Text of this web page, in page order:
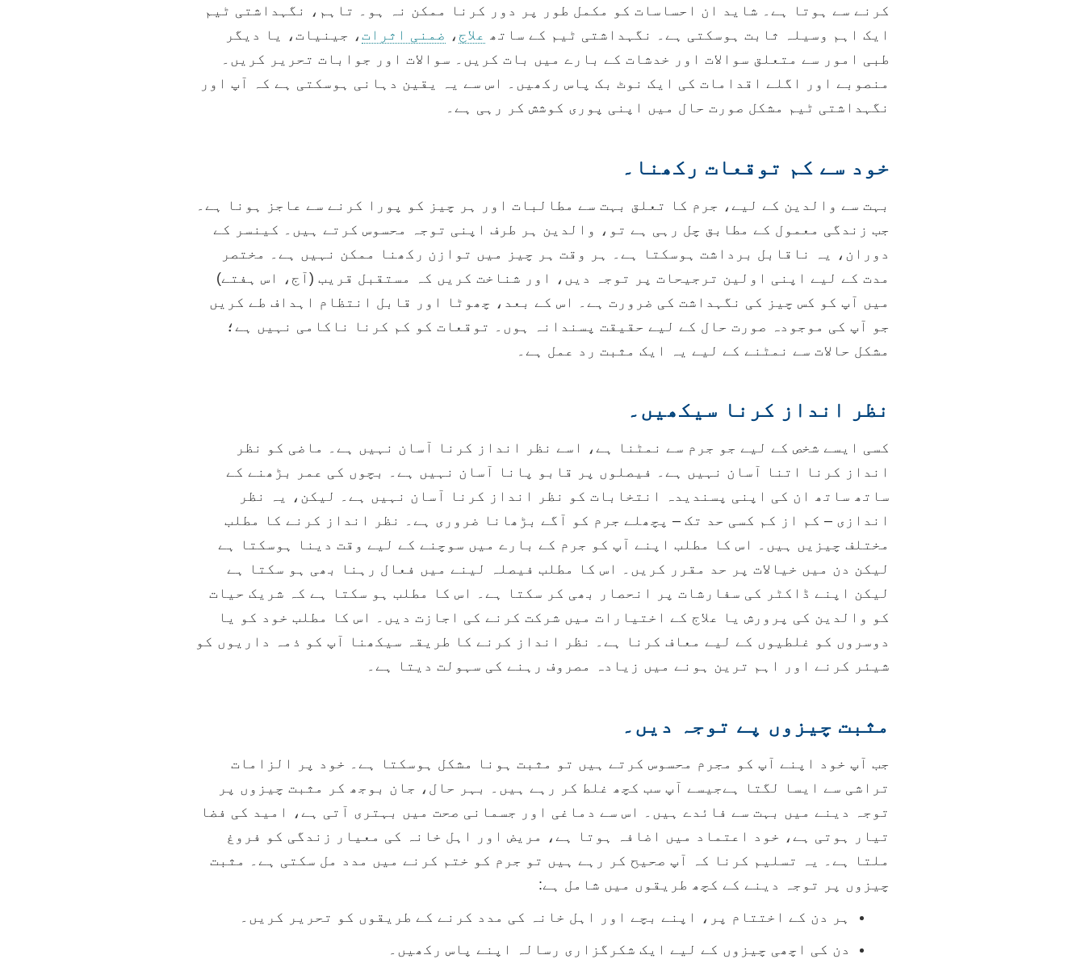
کرنے سے ہوتا ہے۔ شاید ان احساسات کو مکمل طور پر دور کرنا ممکن نہ ہو۔ تاہم، نگہداشتی ٹیم
ایک اہم وسیلہ ثابت ہوسکتی ہے۔ نگہداشتی ٹیم کے ساتھ علاج ، ضمنی اثرات ، جینیات، یا دیگر
طبی امور سے متعلق سوالات اور خدشات کے بارے میں بات کریں۔ سوالات اور جوابات تحریر کریں۔
منصوبے اور اگلے اقدامات کی ایک نوٹ بک پاس رکھیں۔ اس سے یہ یقین دہانی ہوسکتی ہے کہ آپ اور
نگہداشتی ٹیم مشکل صورت حال میں اپنی پوری کوشش کر رہی ہے۔
خود سے کم توقعات رکھنا۔
بہت سے والدین کے لیے، جرم کا تعلق بہت سے مطالبات اور ہر چیز کو پورا کرنے سے عاجز ہونا ہے۔
جب زندگی معمول کے مطابق چل رہی ہے تو، والدین ہر طرف اپنی توجہ محسوس کرتے ہیں۔ کینسر کے
دوران، یہ ناقابل برداشت ہوسکتا ہے۔ ہر وقت ہر چیز میں توازن رکھنا ممکن نہیں ہے۔ مختصر
مدت کے لیے اپنی اولین ترجیحات پر توجہ دیں، اور شناخت کریں کہ مستقبل قریب (آج، اس ہفتے)
میں آپ کو کس چیز کی نگہداشت کی ضرورت ہے۔ اس کے بعد، چھوٹا اور قابل انتظام اہداف طے کریں
جو آپ کی موجودہ صورت حال کے لیے حقیقت پسندانہ ہوں۔ توقعات کو کم کرنا ناکامی نہیں ہے؛
مشکل حالات سے نمٹنے کے لیے یہ ایک مثبت رد عمل ہے۔
نظر انداز کرنا سیکھیں۔
کسی ایسے شخص کے لیے جو جرم سے نمٹنا ہے، اسے نظر انداز کرنا آسان نہیں ہے۔ ماضی کو نظر
انداز کرنا اتنا آسان نہیں ہے۔ فیصلوں پر قابو پانا آسان نہیں ہے۔ بچوں کی عمر بڑھنے کے
ساتھ ساتھ ان کی اپنی پسندیدہ انتخابات کو نظر انداز کرنا آسان نہیں ہے۔ لیکن، یہ نظر
اندازی – کم از کم کسی حد تک – پچھلے جرم کو آگے بڑھانا ضروری ہے۔ نظر انداز کرنے کا مطلب
مختلف چیزیں ہیں۔ اس کا مطلب اپنے آپ کو جرم کے بارے میں سوچنے کے لیے وقت دینا ہوسکتا ہے
لیکن دن میں خیالات پر حد مقرر کریں۔ اس کا مطلب فیصلہ لینے میں فعال رہنا بھی ہو سکتا ہے
لیکن اپنے ڈاکٹر کی سفارشات پر انحصار بھی کر سکتا ہے۔ اس کا مطلب ہو سکتا ہے کہ شریک حیات
کو والدین کی پرورش یا علاج کے اختیارات میں شرکت کرنے کی اجازت دیں۔ اس کا مطلب خود کو یا
دوسروں کو غلطیوں کے لیے معاف کرنا ہے۔ نظر انداز کرنے کا طریقہ سیکھنا آپ کو ذمہ داریوں کو
شیئر کرنے اور اہم ترین ہونے میں زیادہ مصروف رہنے کی سہولت دیتا ہے۔
مثبت چیزوں پے توجہ دیں۔
جب آپ خود اپنے آپ کو مجرم محسوس کرتے ہیں تو مثبت ہونا مشکل ہوسکتا ہے۔ خود پر الزامات
تراشی سے ایسا لگتا ہےجیسے آپ سب کچھ غلط کر رہے ہیں۔ بہر حال، جان بوجھ کر مثبت چیزوں پر
توجہ دینے میں بہت سے فائدے ہیں۔ اس سے دماغی اور جسمانی صحت میں بہتری آتی ہے، امید کی فضا
تیار ہوتی ہے، خود اعتماد میں اضافہ ہوتا ہے، مریض اور اہل خانہ کی معیار زندگی کو فروغ
ملتا ہے۔ یہ تسلیم کرنا کہ آپ صحیح کر رہے ہیں تو جرم کو ختم کرنے میں مدد مل سکتی ہے۔ مثبت
چیزوں پر توجہ دینے کے کچھ طریقوں میں شامل ہے:
ہر دن کے اختتام پر، اپنے بچے اور اہل خانہ کی مدد کرنے کے طریقوں کو تحریر کریں۔
دن کی اچھی چیزوں کے لیے ایک شکرگزاری رسالہ اپنے پاس رکھیں۔